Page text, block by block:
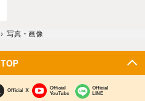
› 写真・画像
TOP
Official X
Official
YouTube
Official
LINE